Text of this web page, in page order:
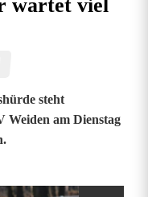
wartet viel
steht
Weiden am Dienstag